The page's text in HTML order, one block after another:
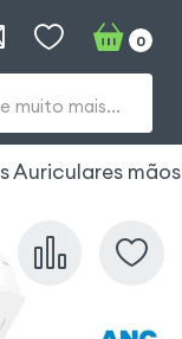
muito mais...
0
Auriculares